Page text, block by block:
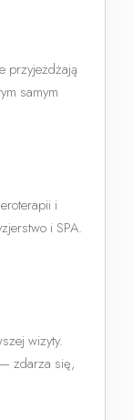
przyjeżdżają
samym
i
i SPA.
wizyty.
zdarza się,